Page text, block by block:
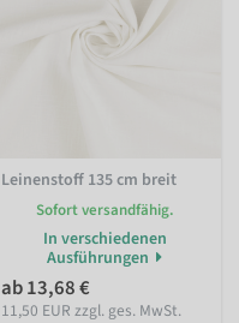
Leinenstoff 135 cm breit
Sofort versandfähig.
In verschiedenen
Ausführungen
ab 13,68 €
11,50 EUR zzgl. ges. MwSt.